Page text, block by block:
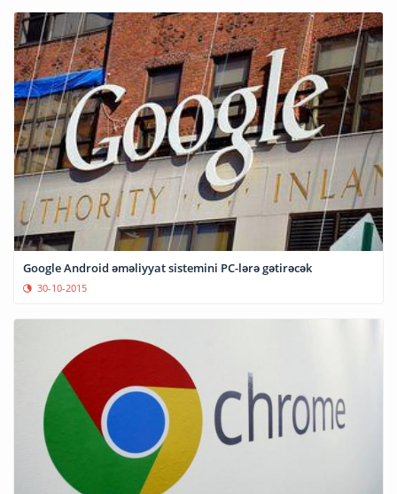
Google Android əməliyyat sistemini PC-lərə gətirəcək
30-10-2015